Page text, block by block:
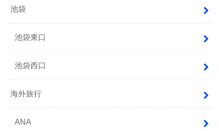
池袋
池袋東口
池袋西口
海外旅行
ANA